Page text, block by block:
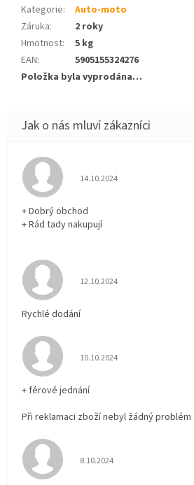
Kategorie:
Auto-moto
Záruka:
2 roky
Hmotnost:
5 kg
EAN:
5905155324276
Položka byla vyprodána…
Hodnocení obchodu je 5 z 5
14.10.2024
+ Dobrý obchod
+ Rád tady nakupují
Hodnocení obchodu je 5 z 5
12.10.2024
Rychlé dodání
Hodnocení obchodu je 5 z 5
10.10.2024
+ férové jednání
Při reklamaci zboží nebyl žádný problém
Hodnocení obchodu je 5 z 5
8.10.2024